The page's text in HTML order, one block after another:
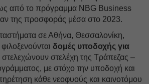
από το πρόγραμμα NBG Business
της προσφοράς μέσα στο 2023.
σε Αθήνα, Θεσσαλονίκη,
δομές υποδοχής για
στελεχώνουν στελέχη της Τράπεζας –
με στόχο την υποδοχή και
κάθε νεοφυούς και καινοτόμου